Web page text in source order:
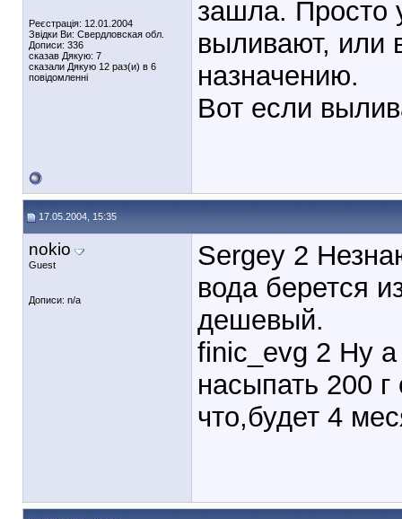
Реєстрація: 12.01.2004
Звідки Ви: Свердловская обл.
Дописи: 336
сказав Дякую: 7
сказали Дякую 12 раз(и) в 6
повідомленні
зашла. Просто
выливают, или
назначению.
Вот если
17.05.2004, 15:35
nokio
Guest
Дописи: n/a
Sergey 2
вода берется
дешевый.
finic_evg 2 Ну а
насыпать 200
что,будет 4